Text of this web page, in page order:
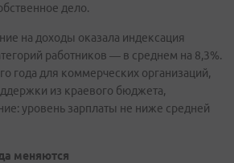
дело.
на доходы оказала индексация
работников — в среднем на 8,3%.
года для коммерческих организаций,
из краевого бюджета,
уровень зарплаты не ниже средней
меняются